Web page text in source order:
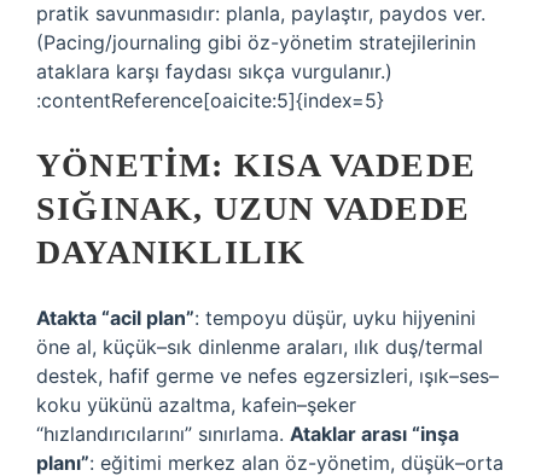
pratik savunmasıdır: planla, paylaştır, paydos ver.
(Pacing/journaling gibi öz-yönetim stratejilerinin
ataklara karşı faydası sıkça vurgulanır.)
:contentReference[oaicite:5]{index=5}
YÖNETIM: KISA VADEDE
SIĞINAK, UZUN VADEDE
DAYANIKLILIK
Atakta “acil plan”: tempoyu düşür, uyku hijyenini
öne al, küçük–sık dinlenme araları, ılık duş/termal
destek, hafif germe ve nefes egzersizleri, ışık–ses–
koku yükünü azaltma, kafein–şeker
“hızlandırıcılarını” sınırlama. Ataklar arası “inşa
planı”: eğitimi merkez alan öz-yönetim, düşük–orta